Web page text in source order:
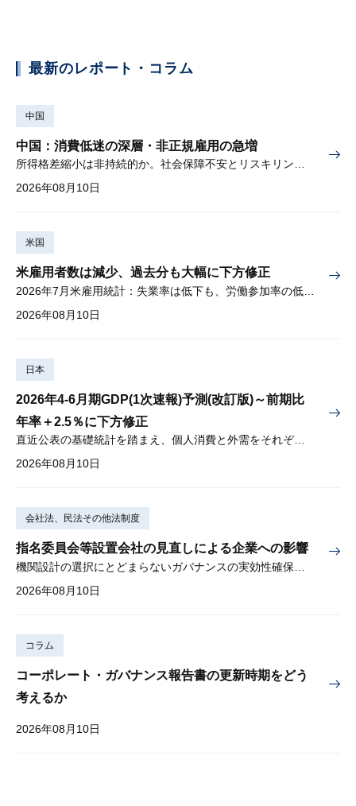
最新のレポート・コラム
中国
中国：消費低迷の深層・非正規雇用の急増
所得格差縮小は非持続的か。社会保障不安とリスキリングの難しさ
2026年08月10日
米国
米雇用者数は減少、過去分も大幅に下方修正
2026年08月10日
日本
2026年4-6月期GDP(1次速報)予測(改訂版)～前期比
年率＋2.5％に下方修正
直近公表の基礎統計を踏まえ、個人消費と外需をそれぞれ下方修正
2026年08月10日
会社法、民法その他法制度
指名委員会等設置会社の見直しによる企業への影響
2026年08月10日
コラム
コーポレート・ガバナンス報告書の更新時期をどう
考えるか
2026年08月10日